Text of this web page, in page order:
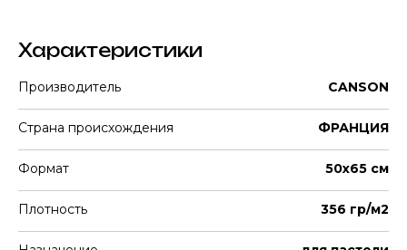
Характеристики
Производитель CANSON
Страна происхождения ФРАНЦИЯ
Формат 50х65 см
Плотность 356 гр/м2